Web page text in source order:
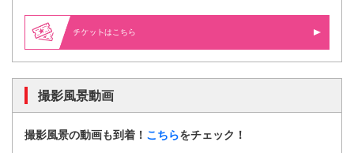
はこちら
撮影風景動画
撮影風景の動画も到着！ こちらをチェック！